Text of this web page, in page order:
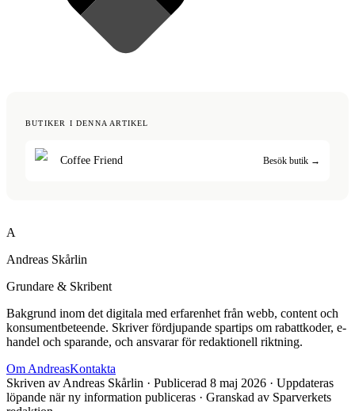
BUTIKER I DENNA ARTIKEL
Coffee Friend Besök butik →
A
Andreas Skårlin
Grundare & Skribent
Bakgrund inom det digitala med erfarenhet från webb, content och
konsumentbeteende. Skriver fördjupande spartips om rabattkoder, e-
handel och sparande, och ansvarar för redaktionell riktning.
Om AndreasKontakta
Skriven av Andreas Skårlin · Publicerad 8 maj 2026 · Uppdateras
löpande när ny information publiceras · Granskad av Sparverkets